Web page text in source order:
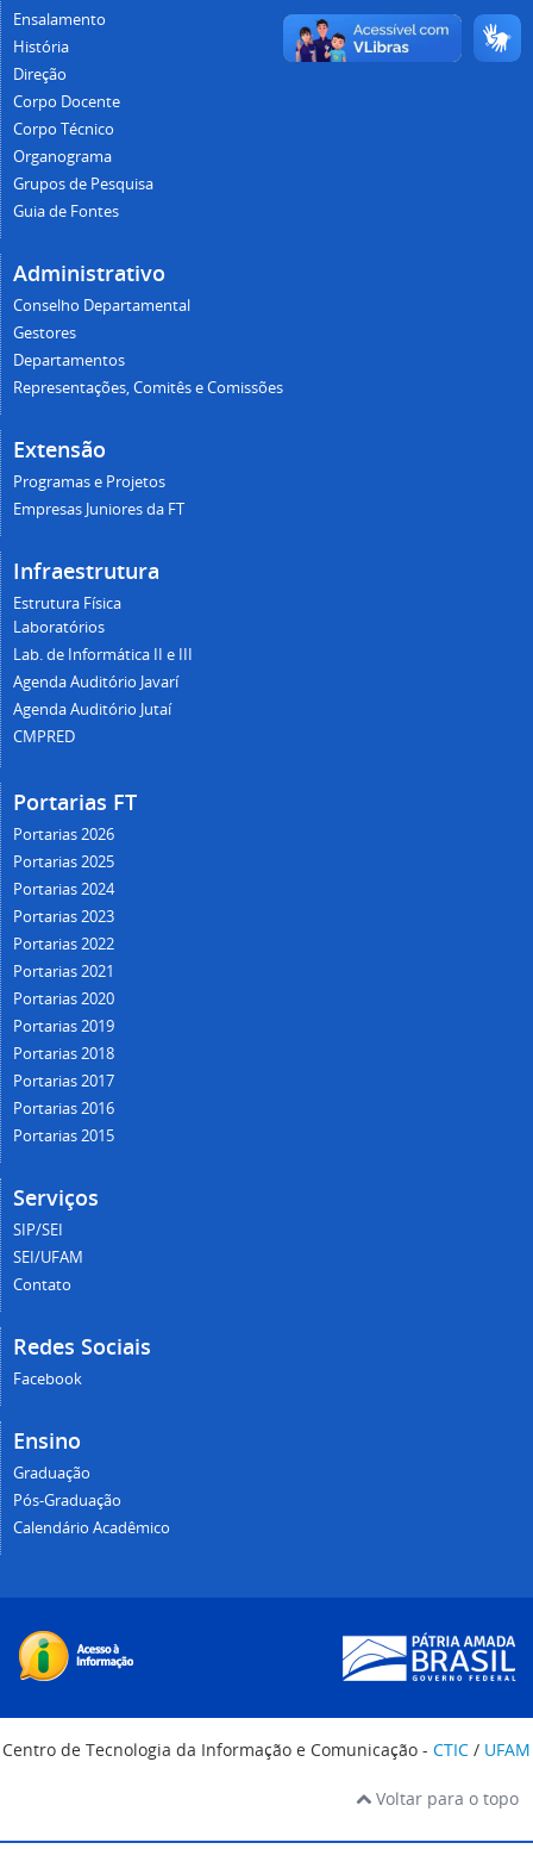
Ensalamento
História
Direção
Corpo Docente
Corpo Técnico
Organograma
Grupos de Pesquisa
Guia de Fontes
Administrativo
Conselho Departamental
Gestores
Departamentos
Representações, Comitês e Comissões
Extensão
Programas e Projetos
Empresas Juniores da FT
Infraestrutura
Estrutura Física
Laboratórios
Lab. de Informática II e III
Agenda Auditório Javarí
Agenda Auditório Jutaí
CMPRED
Portarias FT
Portarias 2026
Portarias 2025
Portarias 2024
Portarias 2023
Portarias 2022
Portarias 2021
Portarias 2020
Portarias 2019
Portarias 2018
Portarias 2017
Portarias 2016
Portarias 2015
Serviços
SIP/SEI
SEI/UFAM
Contato
Redes Sociais
Facebook
Ensino
Graduação
Pós-Graduação
Calendário Acadêmico
Centro de Tecnologia da Informação e Comunicação - CTIC / UFAM
Voltar para o topo